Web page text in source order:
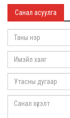
Санал асуулга